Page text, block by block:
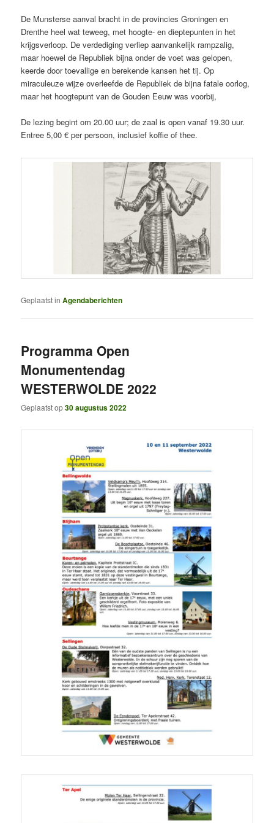
De Munsterse aanval bracht in de provincies Groningen en
Drenthe heel wat teweeg, met hoogte- en dieptepunten in het
krijgsverloop. De verdediging verliep aanvankelijk rampzalig,
maar hoewel de Republiek bijna onder de voet was gelopen,
keerde door toevallige en berekende kansen het tij. Op
miraculeuze wijze overleefde de Republiek de bijna fatale oorlog,
maar het hoogtepunt van de Gouden Eeuw was voorbij,
De lezing begint om 20.00 uur; de zaal is open vanaf 19.30 uur.
Entree 5,00 € per persoon, inclusief koffie of thee.
Geplaatst in Agendaberichten
Programma Open
Monumentendag
WESTERWOLDE 2022
Geplaatst op30 augustus 2022